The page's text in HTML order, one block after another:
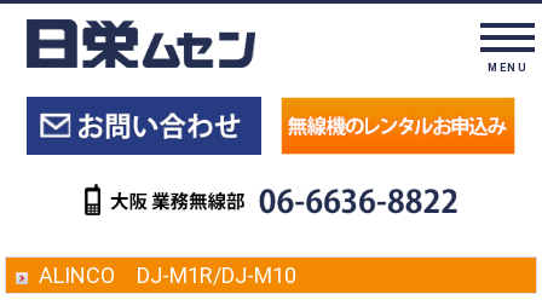
MENU
ALINCO DJ-M1R/DJ-M10